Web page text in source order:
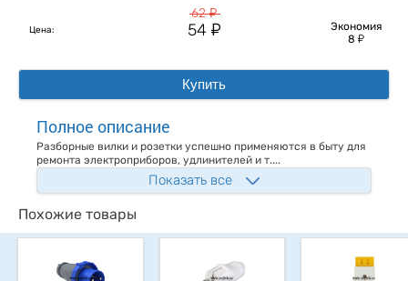
Цена:
62у
54 у
Экономия
8у
Купить
Полное описание
Разборные вилки и розетки успешно применяются в быту для
ремонта электроприборов, удлинителей и т....
Показать все
Похожие товары